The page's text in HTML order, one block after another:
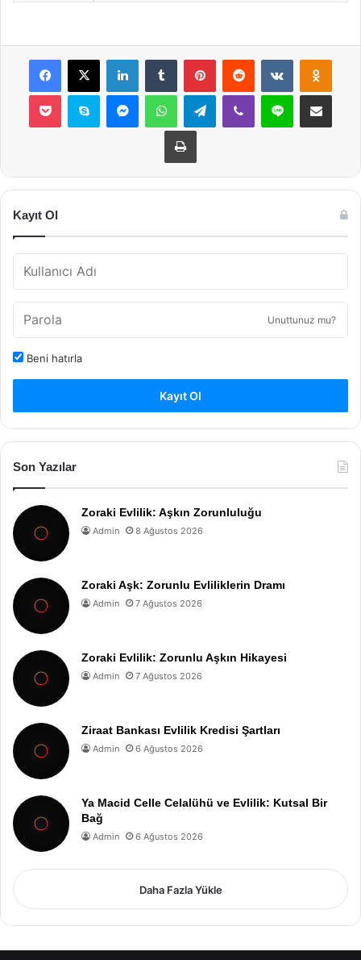
Facebook
X LinkedInTumblr PinterestReddit VKontakte
Pocket Skype MessengerWhatsAppTelegramViber Line E-Posta ile
Yazdır
Kayıt Ol
Unuttunuz mu?
Beni hatırla
Kayıt Ol
Son Yazılar
Zoraki Evlilik: Aşkın Zorunluluğu
Admin 8 Ağustos 2026
Zoraki Aşk: Zorunlu Evliliklerin Dramı
Admin 7 Ağustos 2026
Zoraki Evlilik: Zorunlu Aşkın Hikayesi
Admin 7 Ağustos 2026
Ziraat Bankası Evlilik Kredisi Şartları
Admin 6 Ağustos 2026
Ya Macid Celle Celalühü ve Evlilik: Kutsal Bir
Bağ
Admin 6 Ağustos 2026
Daha Fazla Yükle